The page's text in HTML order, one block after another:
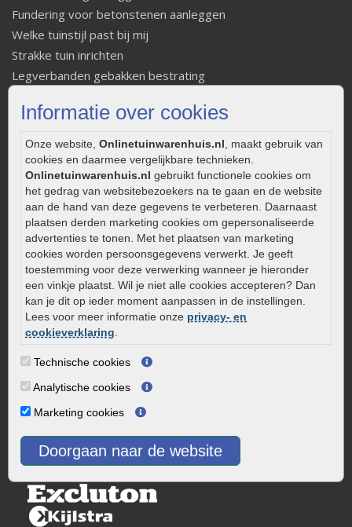
Informatie over cookies
Onze website, Onlinetuinwarenhuis.nl , maakt gebruik van
cookies en daarmee vergelijkbare technieken.
Onlinetuinwarenhuis.nl gebruikt functionele cookies om
het gedrag van websitebezoekers na te gaan en de website
aan de hand van deze gegevens te verbeteren. Daarnaast
plaatsen derden marketing cookies om gepersonaliseerde
advertenties te tonen. Met het plaatsen van marketing
cookies worden persoonsgegevens verwerkt. Je geeft
toestemming voor deze verwerking wanneer je hieronder
een vinkje plaatst. Wil je niet alle cookies accepteren? Dan
kan je dit op ieder moment aanpassen in de instellingen.
Lees voor meer informatie onze privacy- en
cookieverklaring
Technische cookies
Analytische cookies
Marketing cookies
Doorgaan naar de website
Fundering voor betonstenen aanleggen
Welke tuinstijl past bij mij
Strakke tuin inrichten
Legverbanden gebakken bestrating
Aanlegtips voor gebakken bestrating
Zelf een terras aanleggen
Kleine stadstuin inrichten
0320 – 219170
Kaapstanderweg 41
8243 RB Lelystad
info@onlinetuinwarenhuis.nl
Routebeschrijving
Openingstijden
Maandag
08:00 - 17:00
Dinsdag
Woensdag
Donderdag
Vrijdag
Zondag
Gesloten